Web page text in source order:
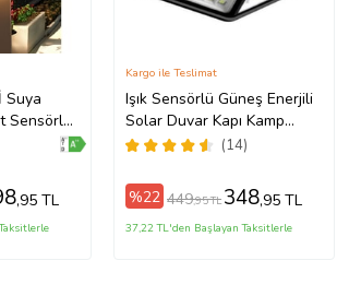
Suya
Sensörlü
LED Dış
,95 TL
Işık Sensörlü Güneş Enerjili
Solar Duvar Kapı Kamp
Bahçe Lambası Fotoselli
(14)
Kargo ile Teslimat
%22 449,95 TL 348,95 TL
37,22 TL'den Başlayan Taksitlerle